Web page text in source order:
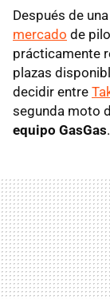
Después de
mercado de
prácticamente
plazas
decidir entre
segunda moto
equipo GasGas.